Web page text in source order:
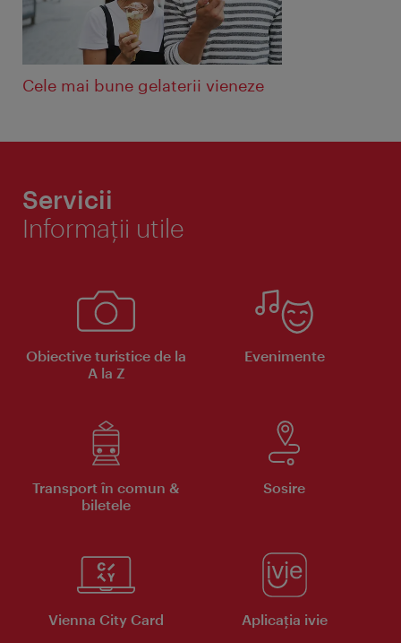
Cele mai bune gelaterii vieneze
Servicii
Informaţii utile
Obiective turistice de la
A la Z
Evenimente
Transport în comun &
biletele
Sosire
Vienna City Card Aplicaţia ivie